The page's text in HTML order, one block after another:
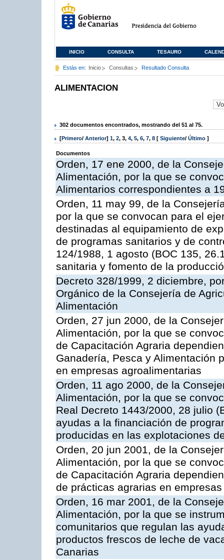
INICIO CONSULTA TESAURO
Estás en: Inicio Consultas Resultado Consulta
ALIMENTACION
302 documentos encontrados, mostrando del 51 al 75.
[Primero/ Anterior] 1, 2, 3, 4, 5, 6, 7, 8 [ Siguiente/ Último ]
Documentos
Orden, 17 ene 2000, de la
Alimentación, por la que se
Alimentarios correspondientes a
Orden, 11 may 99, de la
por la que se convocan para el
destinadas al equipamiento de
de programas sanitarios y de
124/1988, 1 agosto (BOC 135,
sanitaria y fomento de la
Decreto 328/1999, 2 diciembre,
Orgánico de la Consejería de
Alimentación
Orden, 27 jun 2000, de la
Alimentación, por la que se
de Capacitación Agraria
Ganadería, Pesca y Alimentación
en empresas agroalimentarias
Orden, 11 ago 2000, de la
Alimentación, por la que se
Real Decreto 1443/2000, 28 julio
ayudas a la financiación de
producidas en las explotaciones
Orden, 20 jun 2001, de la
Alimentación, por la que se
de Capacitación Agraria
de prácticas agrarias en
Orden, 16 mar 2001, de la
Alimentación, por la que se
comunitarios que regulan las
productos frescos de leche de
Canarias